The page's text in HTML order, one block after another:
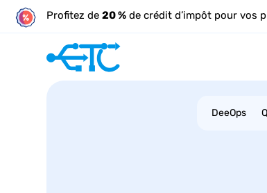
Profitez de20 % de crédit d’impôt pour vos
DeeOps